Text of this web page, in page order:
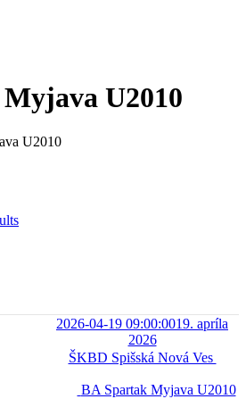
U2010
U2010
2026-04-19 09:00:0019. apríla
2026
ŠKBD Spišská Nová Ves
BA Spartak Myjava U2010